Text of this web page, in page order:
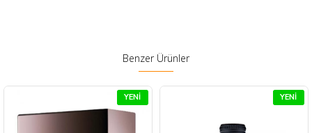
Benzer Ürünler
YENI YENI